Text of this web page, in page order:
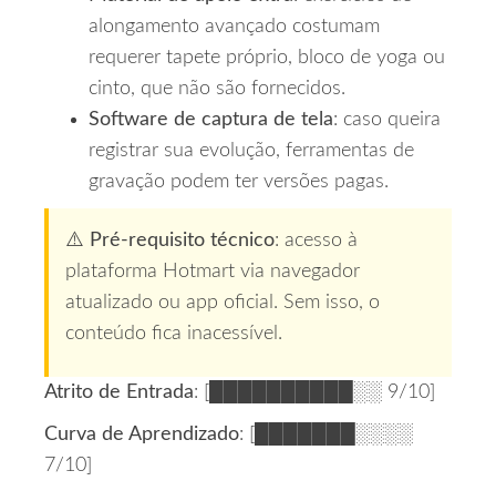
alongamento avançado costumam
requerer tapete próprio, bloco de yoga ou
cinto, que não são fornecidos.
Software de captura de tela: caso queira
registrar sua evolução, ferramentas de
gravação podem ter versões pagas.
⚠️ Pré‑requisito técnico: acesso à
plataforma Hotmart via navegador
atualizado ou app oficial. Sem isso, o
conteúdo fica inacessível.
Atrito de Entrada: [██████████░░ 9/10]
Curva de Aprendizado: [███████░░░░
7/10]